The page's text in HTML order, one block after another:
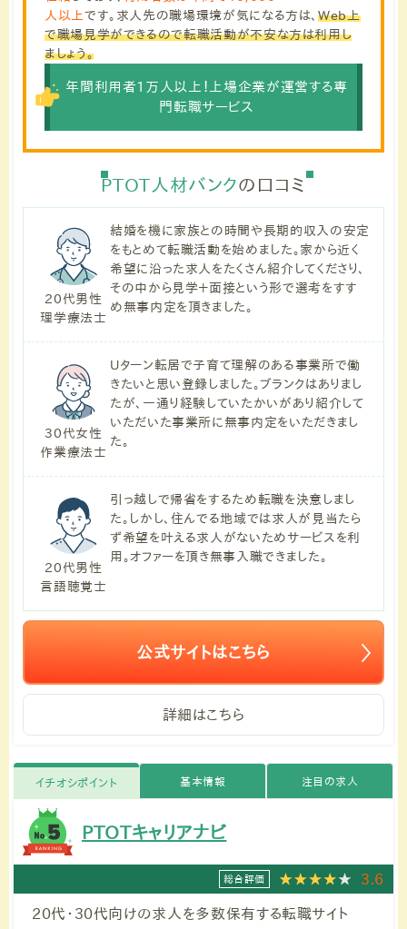
人以上 です。求人先の職場環境が気になる方は、Web上
で職場見学ができるので転職活動が不安な方は利用し
ましょう。
年間利用者1万人以上！上場企業が運営する専
門転職サービス
PTOT人材バンクの口コミ
20代男性
理学療法士
結婚を機に家族との時間や長期的収入の安定
をもとめて転職活動を始めました。家から近く
希望に沿った求人をたくさん紹介してくださり、
その中から見学＋面接という形で選考をすす
め無事内定を頂きました。
30代女性
作業療法士
Uターン転居で子育て理解のある事業所で働
きたいと思い登録しました。ブランクはありまし
たが、一通り経験していたかいがあり紹介して
いただいた事業所に無事内定をいただきまし
た。
20代男性
言語聴覚士
引っ越しで帰省をするため転職を決意しまし
た。しかし、住んでる地域では求人が見当たら
ず希望を叶える求人がないためサービスを利
用。オファーを頂き無事入職できました。
公式サイトはこちら
詳細はこちら
イチオシポイント 基本情報 注目の求人
PTOTキャリアナビ
総合評価 3.6
20代・30代向けの求人を多数保有する転職サイト